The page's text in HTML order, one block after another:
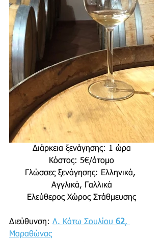
Διάρκεια ξενάγησης: 1 ώρα
Κόστος: 5€/άτομο
Γλώσσες ξενάγησης: Ελληνικά,
Αγγλικά, Γαλλικά
Ελεύθερος Χώρος Στάθμευσης
Διεύθυνση: Λ. Κάτω Σουλίου 62,
Μαραθώνας